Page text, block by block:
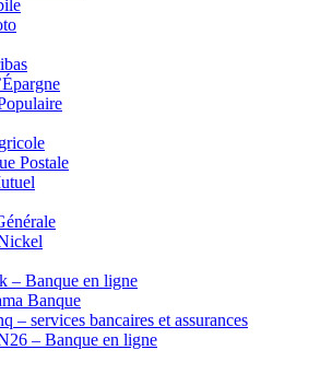
Postale
– Banque en ligne
Banque
– services bancaires et assurances
– Banque en ligne